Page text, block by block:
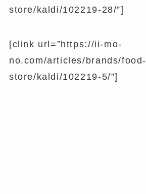
store/kaldi/102219-28/”]
[clink url=”https://ii-mo-
no.com/articles/brands/food-
store/kaldi/102219-5/”]